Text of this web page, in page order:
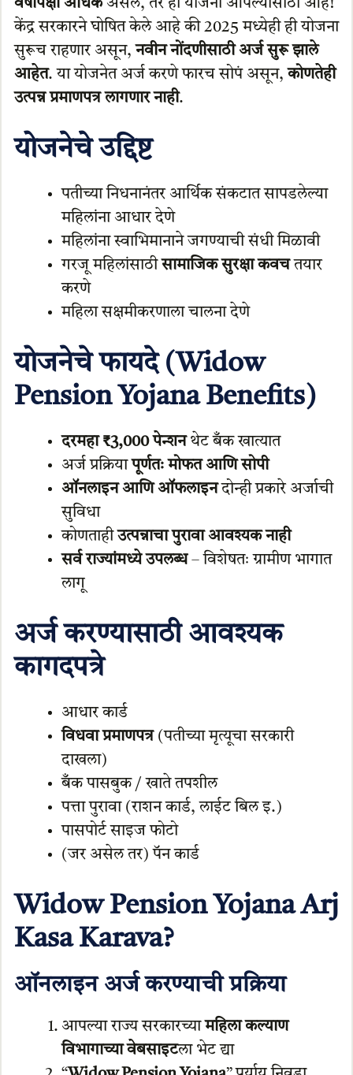
वर्षांपेक्षा अधिकअसेल, तर ही योजना आपल्यासाठी आहे!
केंद्र सरकारने घोषित केले आहे की 2025 मध्येही ही योजना
सुरूच राहणार असून,नवीन नोंदणीसाठी अर्ज सुरू झाले
आहेत. या योजनेत अर्ज करणे फारच सोपं असून,कोणतेही
उत्पन्न प्रमाणपत्र लागणार नाही.
योजनेचे उद्दिष्ट
पतीच्या निधनानंतर आर्थिक संकटात सापडलेल्या
महिलांना आधार देणे
महिलांना स्वाभिमानाने जगण्याची संधी मिळावी
गरजू महिलांसाठीसामाजिक सुरक्षा कवचतयार
करणे
महिला सक्षमीकरणाला चालना देणे
योजनेचे फायदे (Widow
Pension Yojana Benefits)
दरमहा ₹3,000 पेन्शनथेट बँक खात्यात
अर्ज प्रक्रियापूर्णतः मोफत आणि सोपी
ऑनलाइन आणि ऑफलाइनदोन्ही प्रकारे अर्जाची
सुविधा
कोणताहीउत्पन्नाचा पुरावा आवश्यक नाही
सर्व राज्यांमध्ये उपलब्ध– विशेषतः ग्रामीण भागात
लागू
अर्ज करण्यासाठी आवश्यक
कागदपत्रे
आधार कार्ड
विधवा प्रमाणपत्र(पतीच्या मृत्यूचा सरकारी
दाखला)
बँक पासबुक / खाते तपशील
पत्ता पुरावा (राशन कार्ड, लाईट बिल इ.)
पासपोर्ट साइज फोटो
(जर असेल तर) पॅन कार्ड
Widow Pension Yojana Arj
Kasa Karava?
ऑनलाइन अर्ज करण्याची प्रक्रिया
आपल्या राज्य सरकारच्यामहिला कल्याण
विभागाच्या वेबसाइटला भेट द्या